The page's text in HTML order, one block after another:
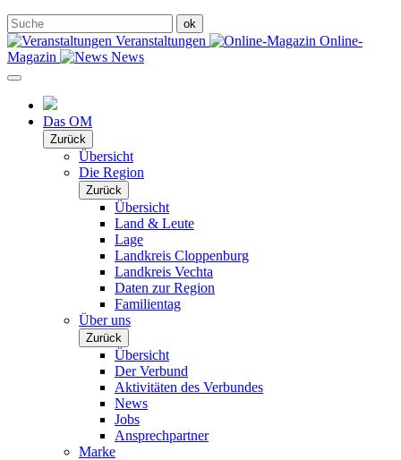
Veranstaltungen
Online-
Magazin
News
Das OM
Zurück
Übersicht
Die Region
Zurück
Übersicht
Land & Leute
Lage
Landkreis Cloppenburg
Landkreis Vechta
Daten zur Region
Familientag
Über uns
Zurück
Übersicht
Der Verbund
Aktivitäten des Verbundes
News
Jobs
Ansprechpartner
Marke